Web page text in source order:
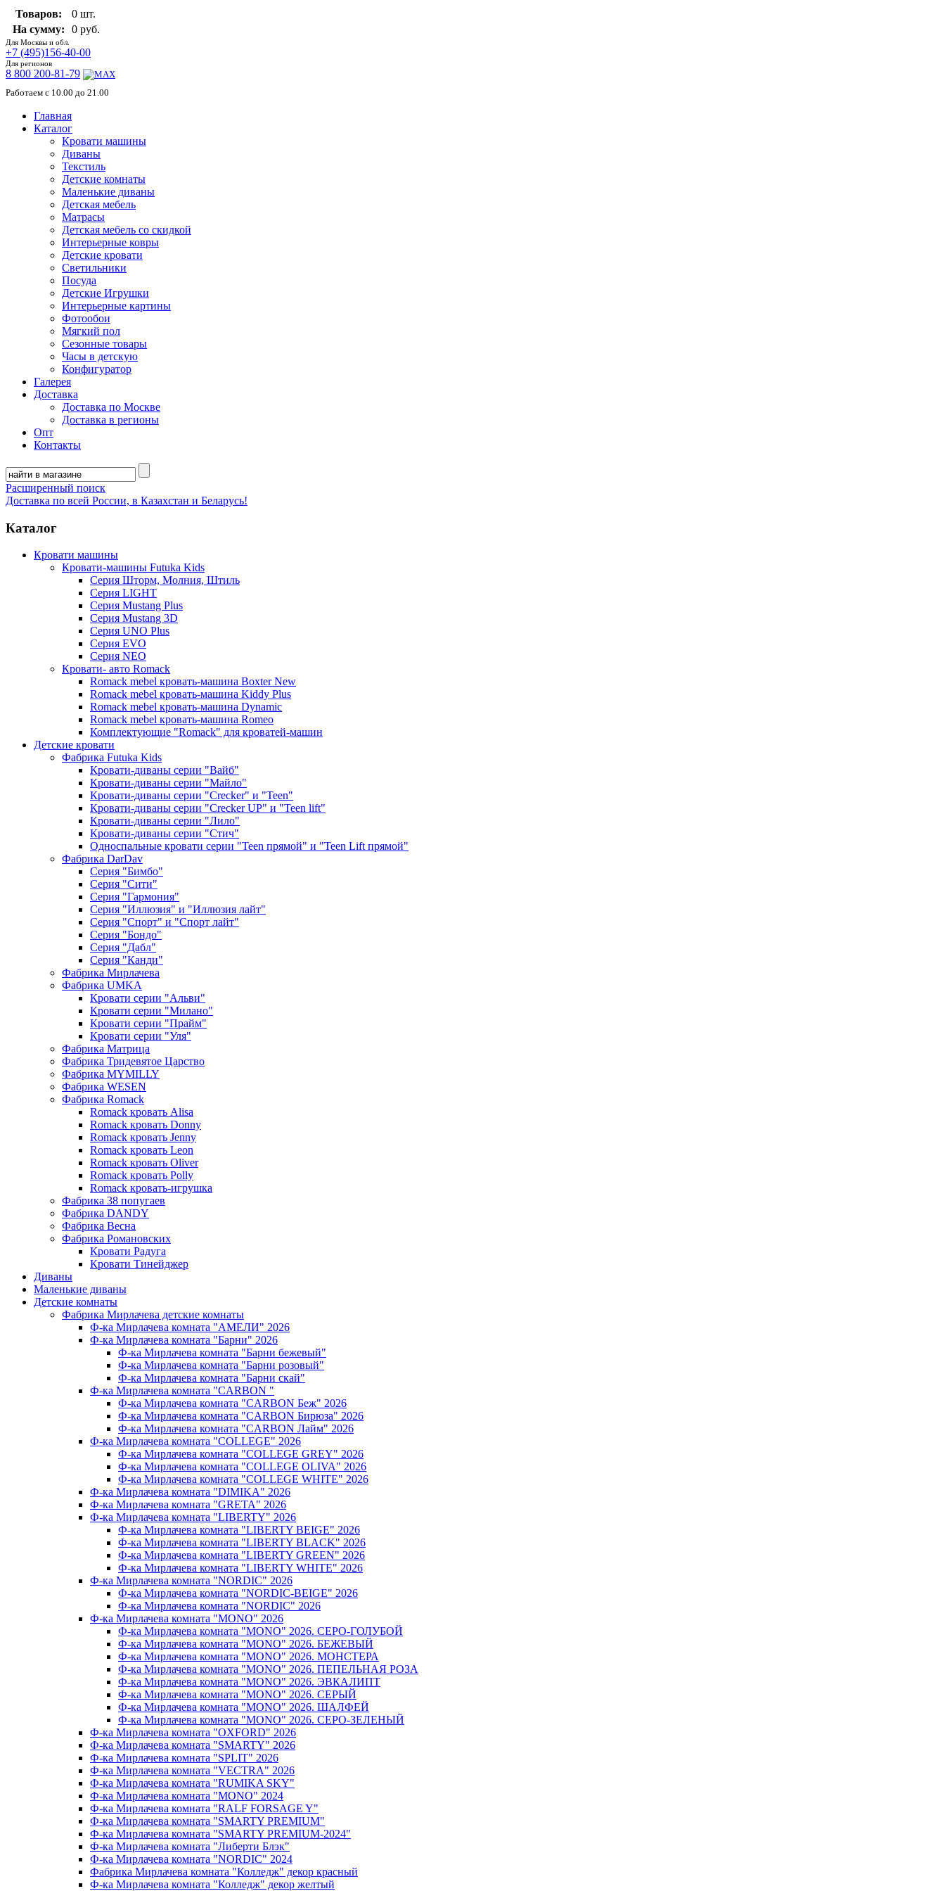
Товаров:
0 шт.
На сумму:
0 руб.
Для Москвы и обл.
+7 (495)156-40-00
Для регионов
8 800 200-81-79
Работаем с 10.00 до 21.00
Главная
Каталог
Кровати машины
Диваны
Текстиль
Детские комнаты
Маленькие диваны
Детская мебель
Матрасы
Детская мебель со скидкой
Интерьерные ковры
Детские кровати
Светильники
Посуда
Детские Игрушки
Интерьерные картины
Фотообои
Мягкий пол
Сезонные товары
Часы в детскую
Конфигуратор
Галерея
Доставка
Доставка по Москве
Доставка в регионы
Опт
Контакты
Расширенный поиск
Доставка по всей России, в Казахстан и Беларусь!
Каталог
Кровати машины
Кровати-машины Futuka Kids
Серия Шторм, Молния, Штиль
Серия LIGHT
Серия Mustang Plus
Серия Mustang 3D
Серия UNO Plus
Серия EVO
Серия NEO
Кровати- авто Romack
Romack mebel кровать-машина Boxter New
Romack mebel кровать-машина Kiddy Plus
Romack mebel кровать-машина Dynamic
Romack mebel кровать-машина Romeo
Комплектующие "Romack" для кроватей-машин
Детские кровати
Фабрика Futuka Kids
Кровати-диваны серии "Вайб"
Кровати-диваны серии "Майло"
Кровати-диваны серии "Creсker" и "Teen"
Кровати-диваны серии "Creсker UP" и "Teen lift"
Кровати-диваны серии "Лило"
Кровати-диваны серии "Стич"
Односпальные кровати серии "Teen прямой" и "Teen Lift прямой"
Фабрика DarDav
Серия "Бимбо"
Серия "Сити"
Серия "Гармония"
Серия "Иллюзия" и "Иллюзия лайт"
Серия "Спорт" и "Спорт лайт"
Серия "Бондо"
Серия "Дабл"
Серия "Канди"
Фабрика Мирлачева
Фабрика UMKA
Кровати серии "Альви"
Кровати серии "Милано"
Кровати серии "Прайм"
Кровати серии "Уля"
Фабрика Матрица
Фабрика Тридевятое Царство
Фабрика MYMILLY
Фабрика WESEN
Фабрика Romack
Romack кровать Alisa
Romack кровать Donny
Romack кровать Jenny
Romack кровать Leon
Romack кровать Oliver
Romack кровать Polly
Romack кровать-игрушка
Фабрика 38 попугаев
Фабрика DАNDY
Фабрика Весна
Фабрика Романовских
Кровати Радуга
Кровати Тинейджер
Диваны
Маленькие диваны
Детские комнаты
Фабрика Мирлачева детские комнаты
Ф-ка Мирлачева комната "АМЕЛИ" 2026
Ф-ка Мирлачева комната "Барни" 2026
Ф-ка Мирлачева комната "Барни бежевый"
Ф-ка Мирлачева комната "Барни розовый"
Ф-ка Мирлачева комната "Барни скай"
Ф-ка Мирлачева комната "CARBON "
Ф-ка Мирлачева комната "CARBON Беж" 2026
Ф-ка Мирлачева комната "CARBON Бирюза" 2026
Ф-ка Мирлачева комната "CARBON Лайм" 2026
Ф-ка Мирлачева комната "COLLEGE" 2026
Ф-ка Мирлачева комната "COLLEGE GREY" 2026
Ф-ка Мирлачева комната "COLLEGE OLIVA" 2026
Ф-ка Мирлачева комната "COLLEGE WHITE" 2026
Ф-ка Мирлачева комната "DIMIKA" 2026
Ф-ка Мирлачева комната "GRETA" 2026
Ф-ка Мирлачева комната "LIBERTY" 2026
Ф-ка Мирлачева комната "LIBERTY BEIGE" 2026
Ф-ка Мирлачева комната "LIBERTY BLACK" 2026
Ф-ка Мирлачева комната "LIBERTY GREEN" 2026
Ф-ка Мирлачева комната "LIBERTY WHITE" 2026
Ф-ка Мирлачева комната "NORDIC" 2026
Ф-ка Мирлачева комната "NORDIC-BEIGE" 2026
Ф-ка Мирлачева комната "NORDIC" 2026
Ф-ка Мирлачева комната "MONO" 2026
Ф-ка Мирлачева комната "MONO" 2026. СЕРО-ГОЛУБОЙ
Ф-ка Мирлачева комната "MONO" 2026. БЕЖЕВЫЙ
Ф-ка Мирлачева комната "MONO" 2026. МОНСТЕРА
Ф-ка Мирлачева комната "MONO" 2026. ПЕПЕЛЬНАЯ РОЗА
Ф-ка Мирлачева комната "MONO" 2026. ЭВКАЛИПТ
Ф-ка Мирлачева комната "MONO" 2026. СЕРЫЙ
Ф-ка Мирлачева комната "MONO" 2026. ШАЛФЕЙ
Ф-ка Мирлачева комната "MONO" 2026. СЕРО-ЗЕЛЕНЫЙ
Ф-ка Мирлачева комната "OXFORD" 2026
Ф-ка Мирлачева комната "SMARTY" 2026
Ф-ка Мирлачева комната "SPLIT" 2026
Ф-ка Мирлачева комната "VECTRA" 2026
Ф-ка Мирлачева комната "RUMIKA SKY"
Ф-ка Мирлачева комната "MONO" 2024
Ф-ка Мирлачева комната "RALF FORSAGE Y"
Ф-ка Мирлачева комната "SMARTY PREMIUM"
Ф-ка Мирлачева комната "SMARTY PREMIUM-2024"
Ф-ка Мирлачева комната "Либерти Блэк"
Ф-ка Мирлачева комната "NORDIC" 2024
Фабрика Мирлачева комната "Колледж" декор красный
Ф-ка Мирлачева комната "Колледж" декор желтый